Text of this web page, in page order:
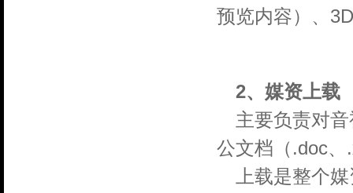
预览内容）、
2、媒资上载
主要负责对
公文档（.doc
上载是整个